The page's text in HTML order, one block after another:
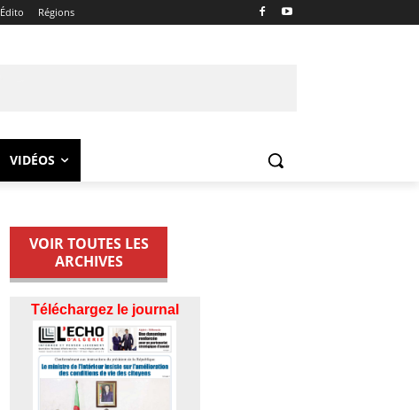
Édito Régions
VIDÉOS
VOIR TOUTES LES
ARCHIVES